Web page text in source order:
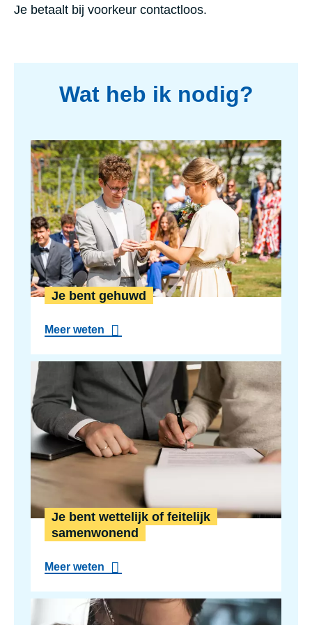
Je betaalt bij voorkeur contactloos.
programma
Wat heb ik nodig?
Je bent gehuwd
Meer weten
a
b
u
J
e
n
t
g
w
d
Je bent gehuwd
Je bent wettelijk of feitelijk
samenwonend
Meer weten
a
b
u
t